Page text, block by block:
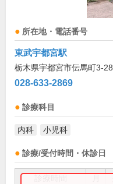
所在地・電話番号
東武宇都宮駅
栃木県宇都宮市伝馬町3-28
028-633-2869
診療科目
内科 小児科
診療/受付時間・休診日